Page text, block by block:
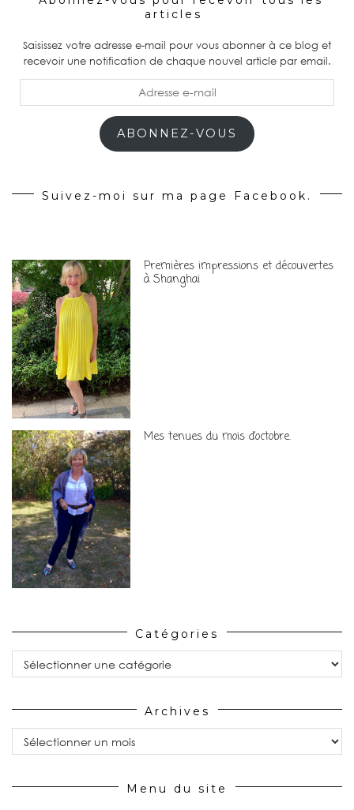
articles
Saisissez votre adresse e-mail pour vous abonner à ce blog et
recevoir une notification de chaque nouvel article par email.
ABONNEZ-VOUS
Suivez-moi sur ma page Facebook.
Premières impressions et découvertes
à Shanghai
Mes tenues du mois d’octobre.
Catégories
Catégories
Archives
Archives
Menu du site